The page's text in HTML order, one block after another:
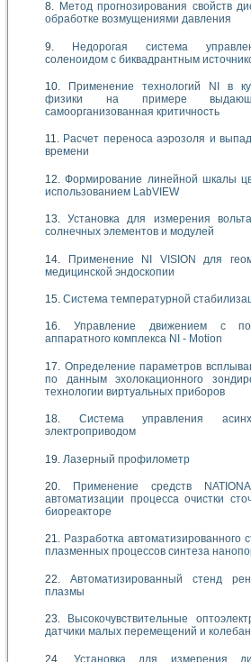
Метод прогнозирования свойств
обработке возмущениями давления
Недорогая система
соленоидом с биквадрантным
Применение технологий NI в
физики на примере
самоорганизованная критичность
Расчет переноса аэрозоля и
времени
Формирование линейной шкалы
использованием LabVIEW
Установка для измерения
солнечных элементов и модулей
Применение NI VISION для
медицинской эндоскопии
Система температурной
Управление движением с
аппаратного комплекса NI - Motion
Определение параметров
по данным эхолокационного
технологии виртуальных приборов
Система управления
электроприводом
Лазерный профилометр
Применение средств
автоматизации процесса очистки
биореакторе
Разработка автоматизированного
плазменных процессов синтеза
Автоматизированный стенд
плазмы
Высокочувствительные
датчики малых перемещений и
Установка для измерения